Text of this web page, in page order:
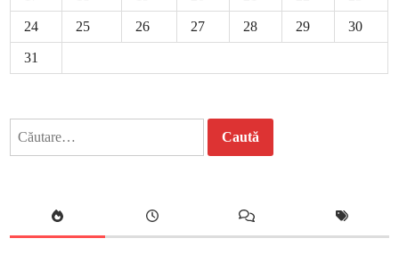
24 25 26 27 28 29 30
31